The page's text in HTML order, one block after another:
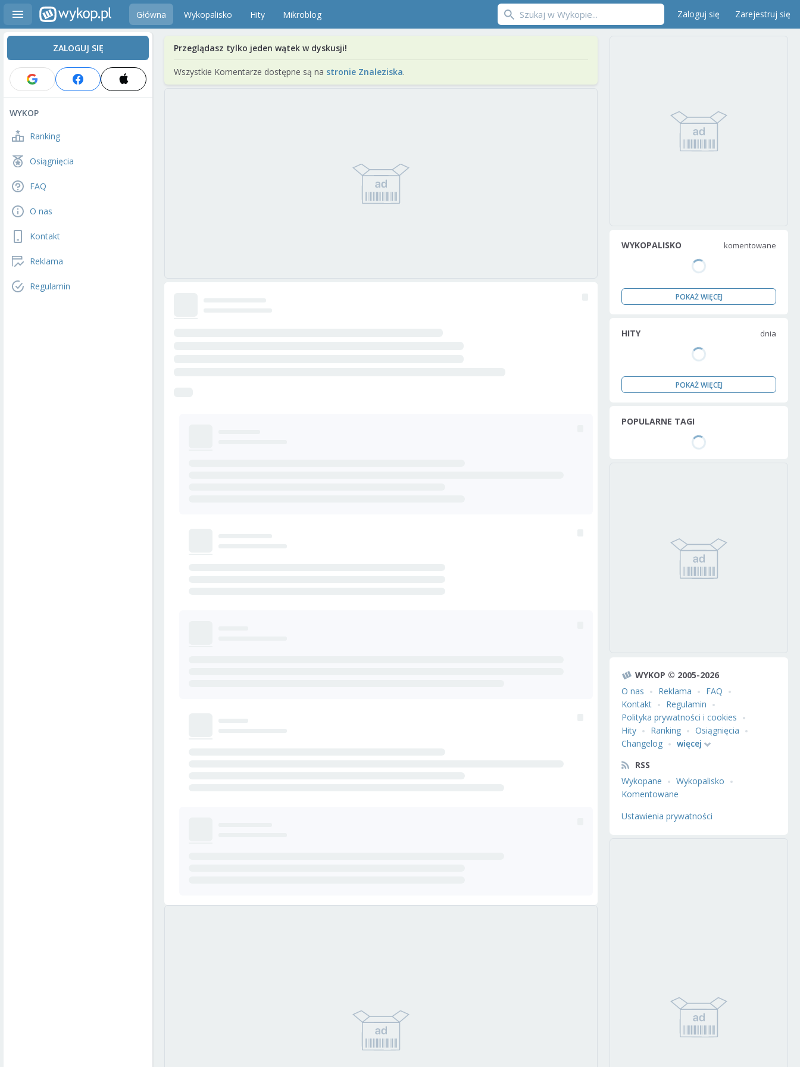
Główna Wykopalisko Hity Mikroblog Zaloguj się Zarejestruj się
ZALOGUJ SIĘ
WYKOP
Ranking
Osiągnięcia
FAQ
O nas
Kontakt
Reklama
Regulamin
Przeglądasz tylko jeden wątek w dyskusji!
Wszystkie Komentarze dostępne są na stronie Znaleziska.
WYKOPALISKO komentowane
POKAŻ WIĘCEJ
HITY dnia
POKAŻ WIĘCEJ
POPULARNE TAGI
WYKOP © 2005-2026
O nas
Reklama
FAQ
Kontakt
Regulamin
Polityka prywatności i cookies
Hity
Ranking
Osiągnięcia
Changelog
więcej
RSS
Wykopane
Wykopalisko
Komentowane
Ustawienia prywatności